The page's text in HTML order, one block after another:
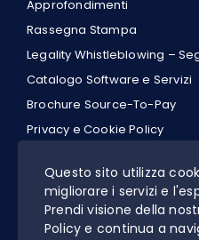
Approfondimenti
Rassegna Stampa
Legality Whistleblowing –
Catalogo Software e Servizi
Brochure Source-To-Pay
Privacy e Cookie Policy
Search
for:
Questo sito utilizza
migliorare i servizi e
Prendi visione della
Policy e continua a